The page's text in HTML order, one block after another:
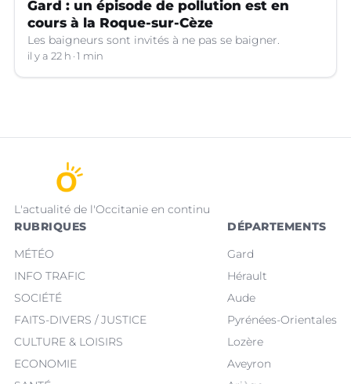
Gard : un épisode de pollution est en
cours à la Roque-sur-Cèze
Les baigneurs sont invités à ne pas se baigner.
il y a 22 h 1 min
L'actualité de l'Occitanie en continu
RUBRIQUES
MÉTÉO
INFO TRAFIC
SOCIÉTÉ
FAITS-DIVERS / JUSTICE
CULTURE & LOISIRS
ECONOMIE
DÉPARTEMENTS
Gard
Hérault
Aude
Pyrénées-Orientales
Lozère
Aveyron